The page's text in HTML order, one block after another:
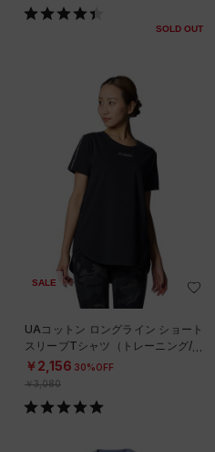
SOLD OUT
SALE
UAコットン ロングライン ショート
スリーブTシャツ（トレーニング/W
OMEN）
￥2,156 30%OFF
￥3,080